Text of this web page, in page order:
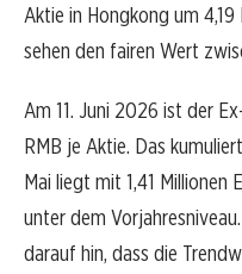
Aktie in Hongkong um
sehen den fairen Wert
Am 11. Juni 2026 ist der
RMB je Aktie. Das
Mai liegt mit 1,41 Millionen
unter dem
darauf hin, dass die